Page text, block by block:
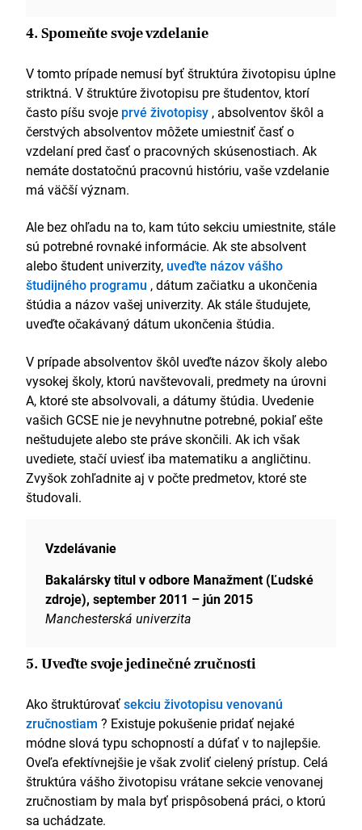
4. Spomeňte svoje vzdelanie
V tomto prípade nemusí byť štruktúra životopisu úplne
striktná. V štruktúre životopisu pre študentov, ktorí
často píšu svoje prvé životopisy , absolventov škôl a
čerstvých absolventov môžete umiestniť časť o
vzdelaní pred časť o pracovných skúsenostiach. Ak
nemáte dostatočnú pracovnú históriu, vaše vzdelanie
má väčší význam.
Ale bez ohľadu na to, kam túto sekciu umiestnite, stále
sú potrebné rovnaké informácie. Ak ste absolvent
alebo študent univerzity, uveďte názov vášho
študijného programu , dátum začiatku a ukončenia
štúdia a názov vašej univerzity. Ak stále študujete,
uveďte očakávaný dátum ukončenia štúdia.
V prípade absolventov škôl uveďte názov školy alebo
vysokej školy, ktorú navštevovali, predmety na úrovni
A, ktoré ste absolvovali, a dátumy štúdia. Uvedenie
vašich GCSE nie je nevyhnutne potrebné, pokiaľ ešte
neštudujete alebo ste práve skončili. Ak ich však
uvediete, stačí uviesť iba matematiku a angličtinu.
Zvyšok zohľadnite aj v počte predmetov, ktoré ste
študovali.
Vzdelávanie
Bakalársky titul v odbore Manažment (Ľudské
zdroje), september 2011 – jún 2015
Manchesterská univerzita
5. Uveďte svoje jedinečné zručnosti
Ako štruktúrovaťsekciu životopisu venovanú
zručnostiam ? Existuje pokušenie pridať nejaké
módne slová typu schopností a dúfať v to najlepšie.
Oveľa efektívnejšie je však zvoliť cielený prístup. Celá
štruktúra vášho životopisu vrátane sekcie venovanej
zručnostiam by mala byť prispôsobená práci, o ktorú
sa uchádzate.